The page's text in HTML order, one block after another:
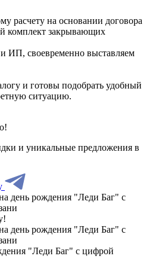
расчету на основании договора
комплект закрывающих
ИП, своевременно выставляем
и готовы подобрать удобный
ситуацию.
и уникальные предложения в
"Леди Баг" с цифрой